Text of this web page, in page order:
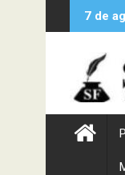
al
7 de